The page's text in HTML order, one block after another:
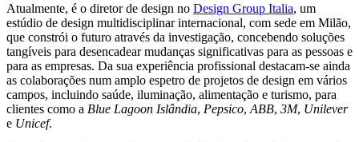
Atualmente, é o diretor de design no Design Group Italia, um
estúdio de design multidisciplinar internacional, com sede em Milão,
que constrói o futuro através da investigação, concebendo soluções
tangíveis para desencadear mudanças significativas para as pessoas e
para as empresas. Da sua experiência profissional destacam-se ainda
as colaborações num amplo espetro de projetos de design em vários
campos, incluindo saúde, iluminação, alimentação e turismo, para
clientes como a Blue Lagoon Islândia, Pepsico, ABB, 3M, Unilever
e Unicef.